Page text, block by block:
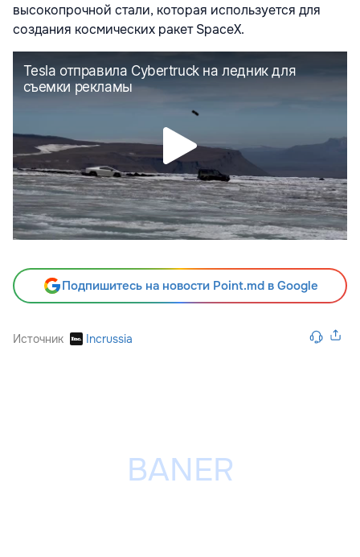
высокопрочной стали, которая используется для
создания космических ракет SpaceX.
Подпишитесь на новости Point.md в Google
Источник Incrussia